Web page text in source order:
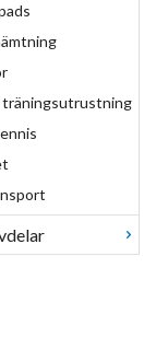
träningsutrustning